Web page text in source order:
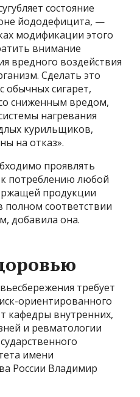
состояние
йододефицита, —
модификации этого
внимание
вредного воздействия
Сделать это
обычных сигарет,
сниженным вредом,
нагревания
курильщиков,
на отказ».
проявлять
потреблению любой
продукции
соответствии
добавила она.
требует
ориентированного
кафедры внутренних,
и ревматологии
имени
России Владимир